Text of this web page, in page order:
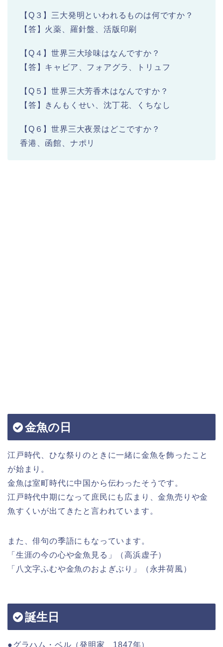
【Q３】三大発明といわれるものは何ですか？
【答】火薬、羅針盤、活版印刷
【Q４】世界三大珍味はなんですか？
【答】キャビア、フォアグラ、トリュフ
【Q５】世界三大芳香木はなんですか？
【答】きんもくせい、沈丁花、くちなし
【Q６】世界三大夜景はどこですか？
香港、函館、ナポリ
金魚の日
江戸時代、ひな祭りのときに一緒に金魚を飾ったこと
が始まり。
金魚は室町時代に中国から伝わったそうです。
江戸時代中期になって庶民にも広まり、金魚売りや金
魚すくいが出てきたと言われています。
また、俳句の季語にもなっています。
「生涯の今の心や金魚見る」（高浜虚子）
「八文字ふむや金魚のおよぎぶり」（永井荷風）
誕生日
●グラハム・ベル（発明家 1847年）